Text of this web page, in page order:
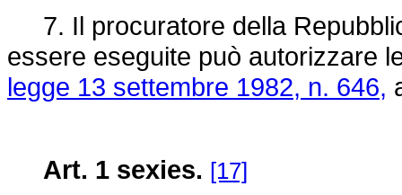
7. Il procuratore della
essere eseguite può autorizzare
legge 13 settembre 1982, n. 646,
Art. 1 sexies. [17]